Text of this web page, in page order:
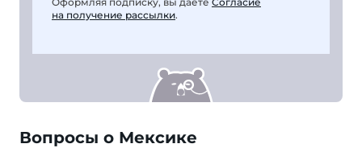
на получение рассылки.
Вопросы о Мексике